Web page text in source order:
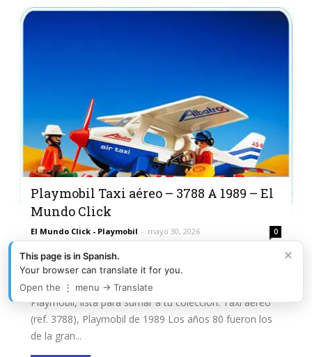
Playmobil Taxi aéreo – 3788 A 1989 – El
Mundo Click
El Mundo Click - Playmobil - mayo 30, 2026 0
Buenas, hoy os traemos la referencia 3788, Taxi aéreo
de 1989. Una pieza más de la enorme historia de
Playmobil, lista para sumar a tu colección. Taxi aéreo
(ref. 3788), Playmobil de 1989 Los años 80 fueron los
de la gran...
×
This page is in Spanish.
Your browser can translate it for you.
Open the ⋮ menu → Translate